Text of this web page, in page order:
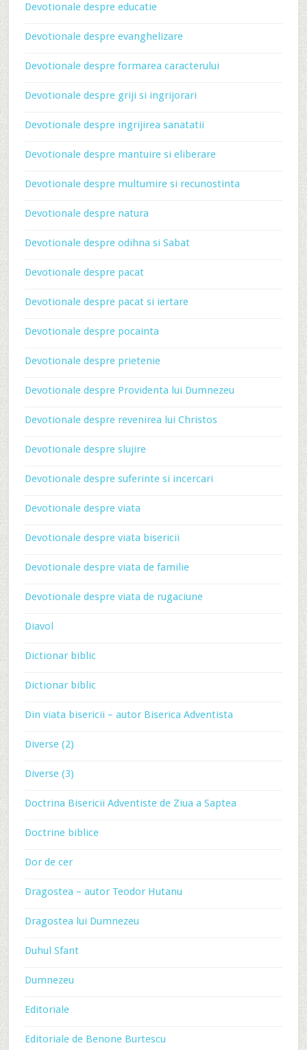
Devotionale despre educatie
Devotionale despre evanghelizare
Devotionale despre formarea caracterului
Devotionale despre griji si ingrijorari
Devotionale despre ingrijirea sanatatii
Devotionale despre mantuire si eliberare
Devotionale despre multumire si recunostinta
Devotionale despre natura
Devotionale despre odihna si Sabat
Devotionale despre pacat
Devotionale despre pacat si iertare
Devotionale despre pocainta
Devotionale despre prietenie
Devotionale despre Providenta lui Dumnezeu
Devotionale despre revenirea lui Christos
Devotionale despre slujire
Devotionale despre suferinte si incercari
Devotionale despre viata
Devotionale despre viata bisericii
Devotionale despre viata de familie
Devotionale despre viata de rugaciune
Diavol
Dictionar biblic
Dictionar biblic
Din viata bisericii – autor Biserica Adventista
Diverse (2)
Diverse (3)
Doctrina Bisericii Adventiste de Ziua a Saptea
Doctrine biblice
Dor de cer
Dragostea – autor Teodor Hutanu
Dragostea lui Dumnezeu
Duhul Sfant
Dumnezeu
Editoriale
Editoriale de Benone Burtescu